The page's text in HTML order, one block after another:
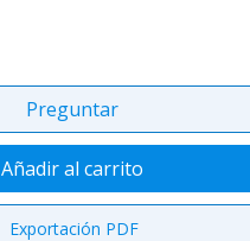
Preguntar
Añadir al carrito
Exportación PDF